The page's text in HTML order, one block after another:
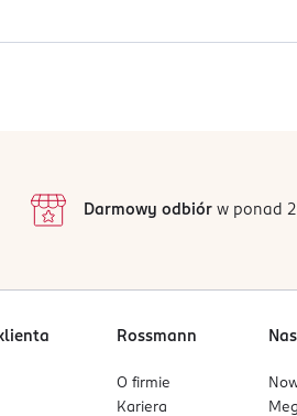
2
1
Darmowy odbiórw ponad
Rossmann
O firmie
Kariera